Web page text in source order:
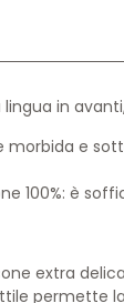
in
morbida e
100%: è
extra
permette